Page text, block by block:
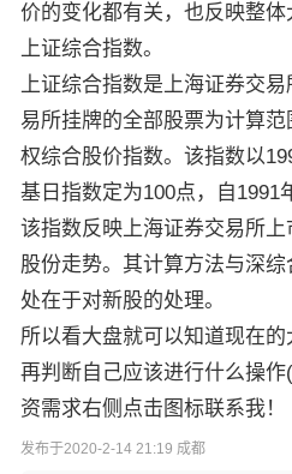
价的变化都有关，也反映整
上证综合指数。
上证综合指数是上海证券交
易所挂牌的全部股票为计算
权综合股价指数。该指数以
基日指数定为100点，自1991
该指数反映上海证券交易所
股份走势。其计算方法与深
处在于对新股的处理。
所以看大盘就可以知道现在
再判断自己应该进行什么操
资需求右侧点击图标联系我！
发布于2020-2-14 21:19 成都